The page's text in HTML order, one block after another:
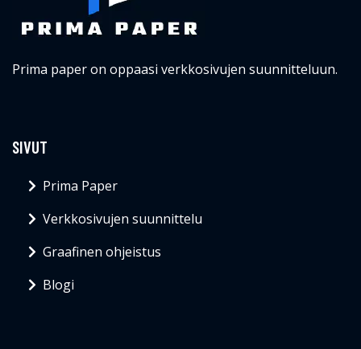
Prima paper on oppaasi verkkosivujen suunnitteluun.
SIVUT
Prima Paper
Verkkosivujen suunnittelu
Graafinen ohjeistus
Blogi